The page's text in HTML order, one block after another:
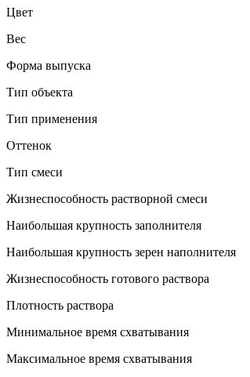
Цвет
Вес
Форма выпуска
Тип объекта
Тип применения
Оттенок
Тип смеси
Жизнеспособность растворной смеси
Наибольшая крупность заполнителя
Наибольшая крупность зерен наполнителя
Жизнеспособность готового раствора
Плотность раствора
Минимальное время схватывания
Максимальное время схватывания